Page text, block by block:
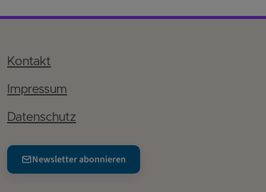
Kontakt
Impressum
Datenschutz
Newsletter abonnieren